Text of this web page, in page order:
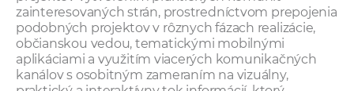
zainteresovaných strán, prostredníctvom prepojenia
podobných projektov v rôznych fázach realizácie,
občianskou vedou, tematickými mobilnými
aplikáciami a využitím viacerých komunikačných
kanálov s osobitným zameraním na vizuálny,